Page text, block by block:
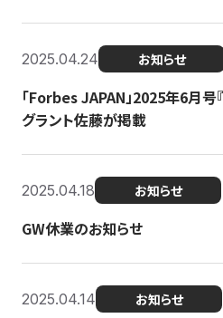
2025.04.24 お知らせ
「Forbes JAPAN」2025年6月号
グラント佐藤が掲載
2025.04.18 お知らせ
GW休業のお知らせ
2025.04.14 お知らせ